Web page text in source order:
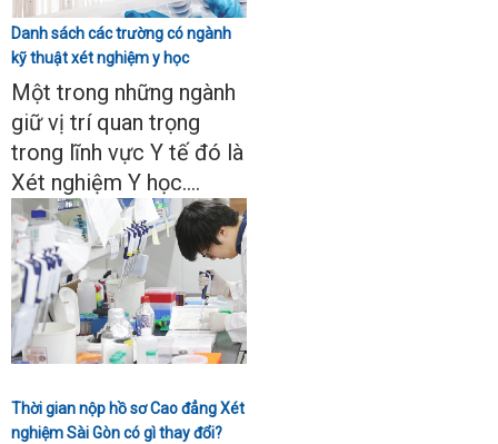
Danh sách các trường có ngành
kỹ thuật xét nghiệm y học
Một trong những ngành
giữ vị trí quan trọng
trong lĩnh vực Y tế đó là
Xét nghiệm Y học....
Thời gian nộp hồ sơ Cao đẳng Xét
nghiệm Sài Gòn có gì thay đổi?